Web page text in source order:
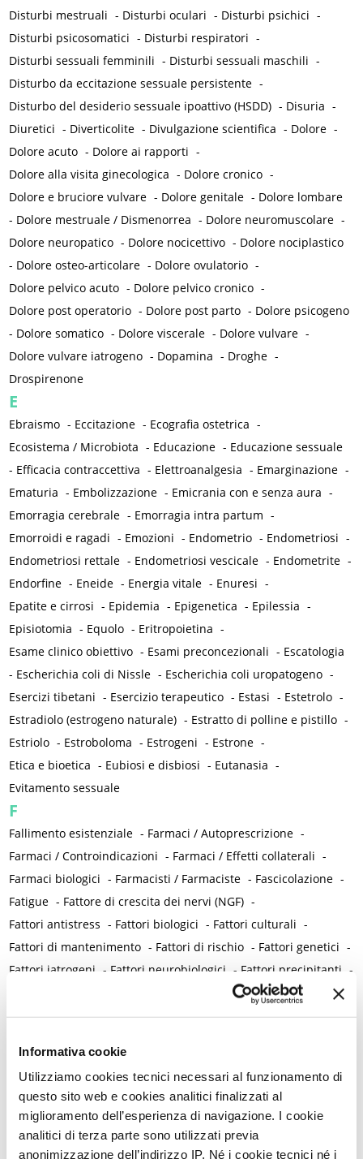
Informativa cookie
Utilizziamo cookies tecnici necessari al funzionamento di
questo sito web e cookies analitici finalizzati al
miglioramento dell’esperienza di navigazione. I cookie
analitici di terza parte sono utilizzati previa
anonimizzazione dell’indirizzo IP. Né i cookie tecnici né i
Disturbi mestruali - Disturbi oculari - Disturbi psichici -
Disturbi psicosomatici - Disturbi respiratori -
Disturbi sessuali femminili - Disturbi sessuali maschili -
Disturbo da eccitazione sessuale persistente -
Disturbo del desiderio sessuale ipoattivo (HSDD) - Disuria -
Diuretici - Diverticolite - Divulgazione scientifica - Dolore -
Dolore acuto - Dolore ai rapporti -
Dolore alla visita ginecologica - Dolore cronico -
Dolore e bruciore vulvare - Dolore genitale - Dolore lombare
- Dolore mestruale / Dismenorrea - Dolore neuromuscolare -
Dolore neuropatico - Dolore nocicettivo - Dolore nociplastico
- Dolore osteo-articolare - Dolore ovulatorio -
Dolore pelvico acuto - Dolore pelvico cronico -
Dolore post operatorio - Dolore post parto - Dolore psicogeno
- Dolore somatico - Dolore viscerale - Dolore vulvare -
Dolore vulvare iatrogeno - Dopamina - Droghe -
Drospirenone
E
Ebraismo - Eccitazione - Ecografia ostetrica -
Ecosistema / Microbiota - Educazione - Educazione sessuale
- Efficacia contraccettiva - Elettroanalgesia - Emarginazione -
Ematuria - Embolizzazione - Emicrania con e senza aura -
Emorragia cerebrale - Emorragia intra partum -
Emorroidi e ragadi - Emozioni - Endometrio - Endometriosi -
Endometriosi rettale - Endometriosi vescicale - Endometrite -
Endorfine - Eneide - Energia vitale - Enuresi -
Epatite e cirrosi - Epidemia - Epigenetica - Epilessia -
Episiotomia - Equolo - Eritropoietina -
Esame clinico obiettivo - Esami preconcezionali - Escatologia
- Escherichia coli di Nissle - Escherichia coli uropatogeno -
Esercizi tibetani - Esercizio terapeutico - Estasi - Estetrolo -
Estradiolo (estrogeno naturale) - Estratto di polline e pistillo -
Estriolo - Estroboloma - Estrogeni - Estrone -
Etica e bioetica - Eubiosi e disbiosi - Eutanasia -
Evitamento sessuale
F
Fallimento esistenziale - Farmaci / Autoprescrizione -
Farmaci / Controindicazioni - Farmaci / Effetti collaterali -
Farmaci biologici - Farmacisti / Farmaciste - Fascicolazione -
Fatigue - Fattore di crescita dei nervi (NGF) -
Fattori antistress - Fattori biologici - Fattori culturali -
Fattori di mantenimento - Fattori di rischio - Fattori genetici -
Fattori iatrogeni - Fattori neurobiologici - Fattori precipitanti -
-Fattori psichici
Fattori psicogeni -Fattori psicosessuali -Fattori relazionali -
Fecondazione naturale
Femminicidio -Ferro -Fertilità e infertilità -Fezolinetant -
Fiabe e leggende
Fibromatosi uterina
-Fibromialgia Fiducia
Finestra terapeutica -Fisiopatologia -Fisioterapia -Fistola